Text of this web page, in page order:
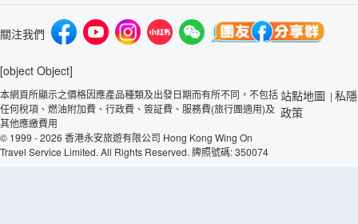
關注我們
[object Object]
本網頁所顯示之價格因應產品種類及出發日期而有所不同，不包括
任何稅項、燃油附加費、行政費、簽証費、服務費(旅行團適用)及
其他應繳費用
© 1999 - 2026 香港永安旅遊有限公司 Hong Kong Wing On
Travel Service Limited. All Rights Reserved. 牌照號碼: 350074
站點地圖 | 私隱
政策